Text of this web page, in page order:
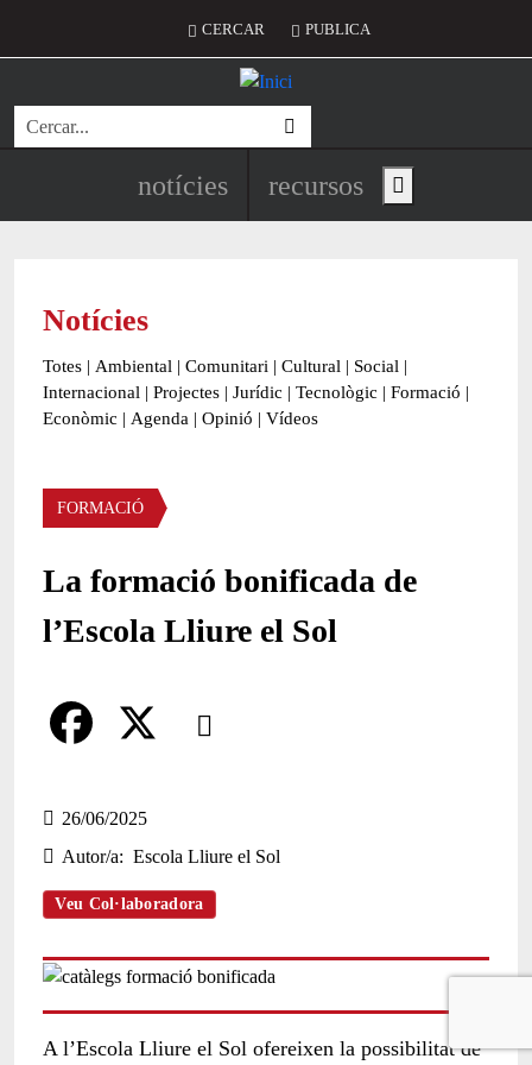
Menú del compte d'usuari
CERCAR PUBLICA
Cerca
Navegació principal de
notícies recursos Show main menu
Notícies
Totes | Ambiental | Comunitari | Cultural | Social |
Internacional | Projectes | Jurídic | Tecnològic | Formació |
Econòmic | Agenda | Opinió | Vídeos
Àmbit de la notícia
FORMACIÓ
La formació bonificada de
l’Escola Lliure el Sol
Comparteix
a
c
e
o
26/06/2025
Autor/a
Escola Lliure el Sol
Veu Col·laboradora
A l’Escola Lliure el Sol ofereixen la possibilitat de